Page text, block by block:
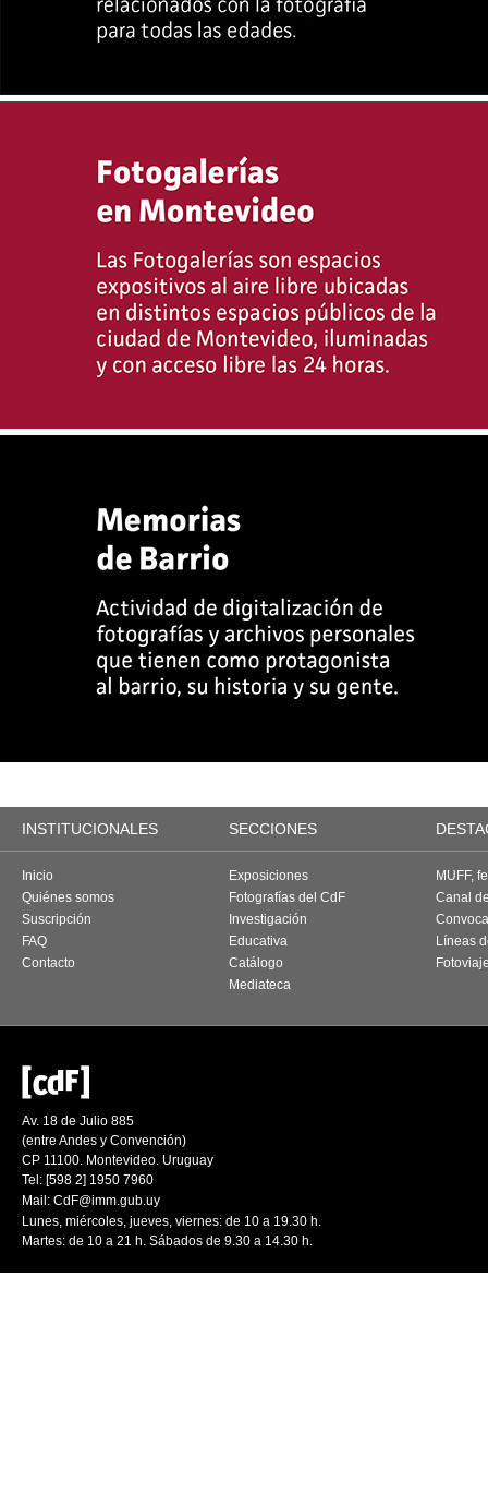
INSTITUCIONALES SECCIONES
Inicio
Quiénes somos
Suscripción
FAQ
Contacto
Exposiciones
Fotografías del CdF
Investigación
Educativa
Catálogo
Mediateca
MUFF,
Canal
Líneas
Av. 18 de Julio 885
(entre Andes y Convención)
CP 11100. Montevideo. Uruguay
Tel: [598 2] 1950 7960
Mail: CdF@imm.gub.uy
Lunes, miércoles, jueves, viernes: de 10 a 19.30 h.
Martes: de 10 a 21 h. Sábados de 9.30 a 14.30 h.